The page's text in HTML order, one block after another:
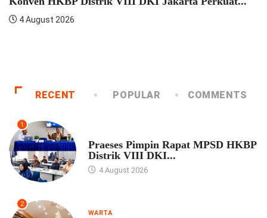
RECENT POPULAR COMMENTS
1
Praeses Pimpin Rapat MPSD HKBP
Distrik VIII DKI...
4 August 2026
2
WARTA